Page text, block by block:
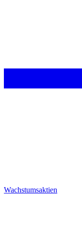
Wachstumsaktien